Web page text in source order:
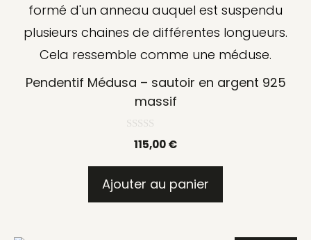
Pendentif Médusa – sautoir en argent 925
massif
r
5
115,00€
Ajouter au panier